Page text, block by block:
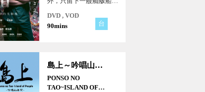
⽣⺟， 然⺟親的決絕使
阿川寧可⾃⽴。阿川暫住
據⽼廟閣 樓，阿川卻意
外發現⿊叔夜盲的秘
密......
DVD , VOD
90mins
台
島上～吟唱山海間
PONSO NO
TAO~ISLAND OF